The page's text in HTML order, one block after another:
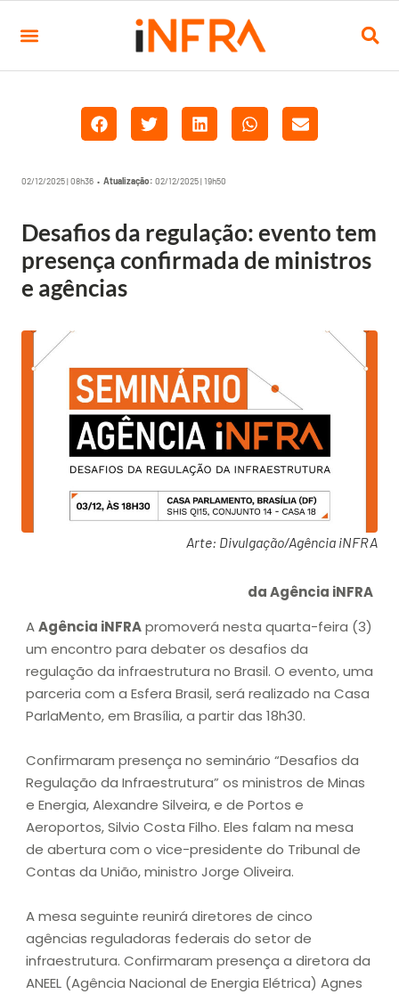
02/12/2025 | 08h36 • Atualização: 02/12/2025 | 19h50
Desafios da regulação: evento tem
presença confirmada de ministros
e agências
Arte: Divulgação/Agência iNFRA
da Agência iNFRA
AAgência iNFRApromoverá nesta quarta-feira (3)
um encontro para debater os desafios da
regulação da infraestrutura no Brasil. O evento, uma
parceria com a Esfera Brasil, será realizado na Casa
ParlaMento, em Brasília, a partir das 18h30.
Confirmaram presença no seminário “Desafios da
Regulação da Infraestrutura” os ministros de Minas
e Energia, Alexandre Silveira, e de Portos e
Aeroportos, Silvio Costa Filho. Eles falam na mesa
de abertura com o vice-presidente do Tribunal de
Contas da União, ministro Jorge Oliveira.
A mesa seguinte reunirá diretores de cinco
agências reguladoras federais do setor de
infraestrutura. Confirmaram presença a diretora da
ANEEL (Agência Nacional de Energia Elétrica) Agnes